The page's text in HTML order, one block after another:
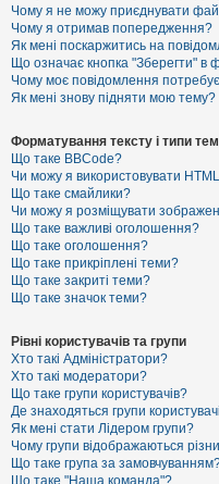
н
і
т
е
м
и
П
о
ш
у
к
Д
о
п
о
г
а
Чому я не можу приєднувати
Чому я отримав попередження?
Як мені поскаржитись на
Що означає кнопка "Зберегти" в
Чому моє повідомлення
Як мені знову підняти мою тему?
Форматування тексту і типи тем
Що таке BBCode?
Чи можу я використовувати
Що таке смайлики?
Чи можу я розміщувати
Що таке важливі оголошення?
Що таке оголошення?
Що таке прикріплені теми?
Що таке закриті теми?
Що таке значок теми?
Рівні користувачів та групи
Хто такі Адміністратори?
Хто такі модератори?
Що таке групи користувачів?
Де знаходяться групи
Як мені стати Лідером групи?
Чому групи відображаються
Що таке група за